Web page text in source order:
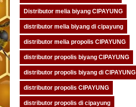
Distributor melia biyang CIPAYUNG
distributor melia biyang di cipayung
distributor melia propolis CIPAYUNG
distributor propolis biyang CIPAYUNG
distributor propolis biyang di CIPAYUNG
distributor propolis CIPAYUNG
distributor propolis di cipayung